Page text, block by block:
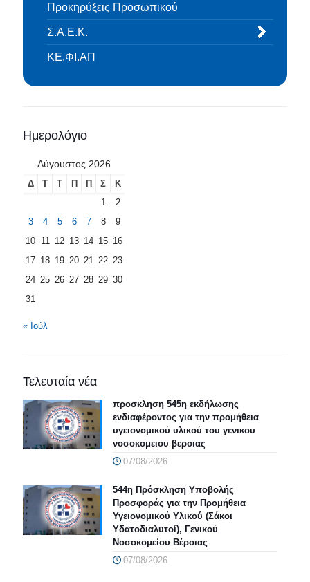
Προκηρύξεις Προσωπικού
Σ.Α.Ε.Κ.
ΚΕ.ΦΙ.ΑΠ
Ημερολόγιο
Αύγουστος 2026
Δ Τ Τ Π Π Σ
Κ
1
2
3
4 5 6 7 8
9
10 11 12 13 14 15 16
17 18 19 20 21 22 23
24 25 26 27 28 29 30
31
« Ιούλ
Τελευταία νέα
προσκληση 545η εκδήλωσης
ενδιαφέροντος για την προμήθεια
υγειονομικού υλικού του γενικου
νοσοκομειου βεροιας
07/08/2026
544η Πρόσκληση Υποβολής
Προσφοράς για την Προμήθεια
Υγειονομικού Υλικού (Σάκοι
Υδατοδιαλυτοί), Γενικού
Νοσοκομείου Βέροιας
07/08/2026